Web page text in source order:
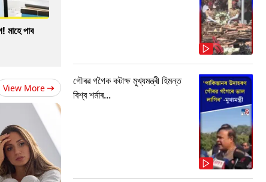
মাহে পাব
View More
গৌৰৱ গগৈক কটাক্ষ মুখ্যমন্ত্ৰী হিমন্ত
বিশ্ব শৰ্মাৰ...